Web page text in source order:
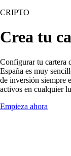
CRIPTO
Crea tu
Configurar tu cartera
España es muy
de inversión siempre
activos en cualquier
Empieza ahora